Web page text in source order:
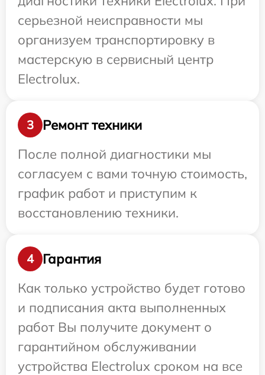
серьезной неисправности мы
организуем транспортировку в
мастерскую в сервисный центр
Electrolux.
3
Ремонт техники
После полной диагностики мы
согласуем с вами точную стоимость,
график работ и приступим к
восстановлению техники.
4
Гарантия
Как только устройство будет готово
и подписания акта выполненных
работ Вы получите документ о
гарантийном обслуживании
устройства Electrolux сроком на все